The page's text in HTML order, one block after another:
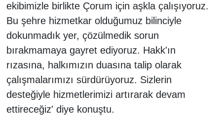
ekibimizle birlikte Çorum için aşkla çalışıyoruz.
Bu şehre hizmetkar olduğumuz bilinciyle
dokunmadık yer, çözülmedik sorun
bırakmamaya gayret ediyoruz. Hakk'ın
rızasına, halkımızın duasına talip olarak
çalışmalarımızı sürdürüyoruz. Sizlerin
desteğiyle hizmetlerimizi artırarak devam
ettireceğiz' diye konuştu.